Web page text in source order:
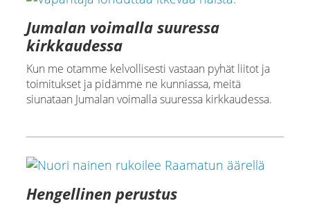
Jumalan voimalla suuressa
kirkkaudessa
Kun me otamme kelvollisesti vastaan pyhät liitot ja
toimitukset ja pidämme ne kunniassa, meitä
siunataan Jumalan voimalla suuressa kirkkaudessa.
Hengellinen perustus